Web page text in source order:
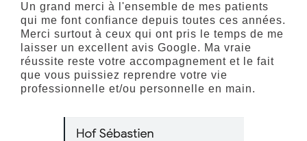
Un grand merci à l'ensemble de mes patients
qui me font confiance depuis toutes ces années.
Merci surtout à ceux qui ont pris le temps de me
laisser un excellent avis Google. Ma vraie
réussite reste votre accompagnement et le fait
que vous puissiez reprendre votre vie
professionnelle et/ou personnelle en main.